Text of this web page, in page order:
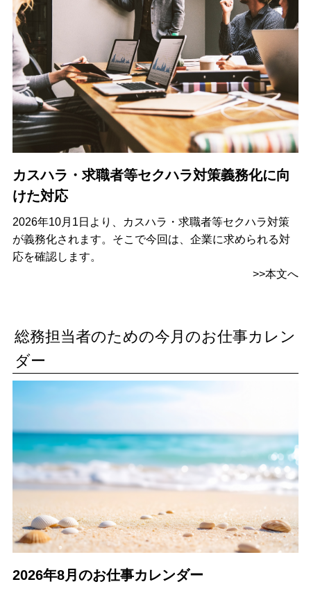
カスハラ・求職者等セクハラ対策義務化に向
けた対応
2026年10月1日より、カスハラ・求職者等セクハラ対策
が義務化されます。そこで今回は、企業に求められる対
応を確認します。
>>本文へ
総務担当者のための今月のお仕事カレン
ダー
2026年8月のお仕事カレンダー